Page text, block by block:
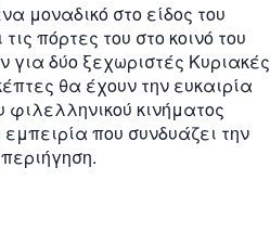
μοναδικό στο είδος του
πόρτες του στο κοινό του
για δύο ξεχωριστές Κυριακές
θα έχουν την ευκαιρία
φιλελληνικού κινήματος
που συνδυάζει την